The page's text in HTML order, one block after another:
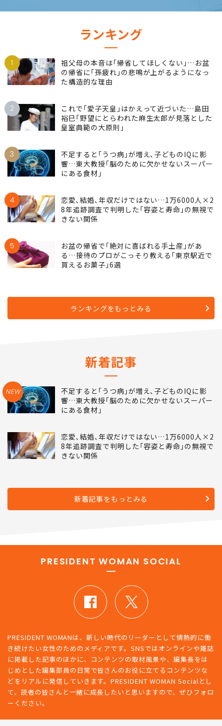
ランキング
1
祖父母の本音は｢帰省してほしくない｣…お盆
の帰省に｢孫疲れ｣の悲鳴が上がるようになっ
た構造的な理由
2
これで｢愛子天皇｣はかえって近づいた…島田
裕巳｢野望にとらわれた麻生太郎が見落とした
皇室典範の大原則｣
3
不足すると｢うつ病｣が増え､子どものIQに影
響…東大教授｢脳のために欠かせないスーパー
にある食材｣
4
恋愛､結婚､年収だけではない…1万6000人×2
8年追跡調査で判明した｢容姿と寿命｣の無視で
きない関係
5
お盆の帰省で｢絶対に喜ばれる手土産｣があ
る…接待のプロがこっそり教える｢東京駅近で
買えるお菓子｣6選
ランキングをもっとみる
新着記事
NEW
不足すると｢うつ病｣が増え､子どものIQに影
響…東大教授｢脳のために欠かせないスーパー
にある食材｣
恋愛､結婚､年収だけではない…1万6000人×2
8年追跡調査で判明した｢容姿と寿命｣の無視で
きない関係
新着記事をもっとみる
PRESIDENT WOMAN SOCIAL
PRESIDENT WOMANは、新しい時代のリーダーとして情熱的に働
き続けたい女性のためのメディアです。SNSではオンラインや雑誌
に掲載した記事のほかに、コンテンツの取材風景や、編集長をは
じめとした編集部員の日常で皆さんのお役に立てるコンテンツな
どをリアルに発信していきます。PRESIDENT WOMAN Socialとし
て、読者の皆さんと一緒に成長したいと思いますので、ぜひフォロ
ーください。